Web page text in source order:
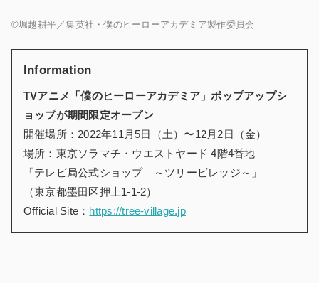
©堀越耕平／集英社・僕のヒーローアカデミア製作委員会
Information
TVアニメ「僕のヒーローアカデミア」ポップアップシ
ョップが期間限定オープン
開催場所：2022年11月5日（土）〜12月2日（金）
場所：東京ソラマチ・ウエストヤード 4階4番地
「テレビ局公式ショップ ～ツリービレッジ～」
（東京都墨田区押上1-1-2）
Official Site： https://tree-village.jp